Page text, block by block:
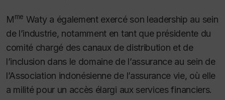
Mme Waty a également exercé son leadership au sein
de l’industrie, notamment en tant que présidente du
comité chargé des canaux de distribution et de
l’inclusion dans le domaine de l’assurance au sein de
l’Association indonésienne de l’assurance vie, où elle
a milité pour un accès élargi aux services financiers.